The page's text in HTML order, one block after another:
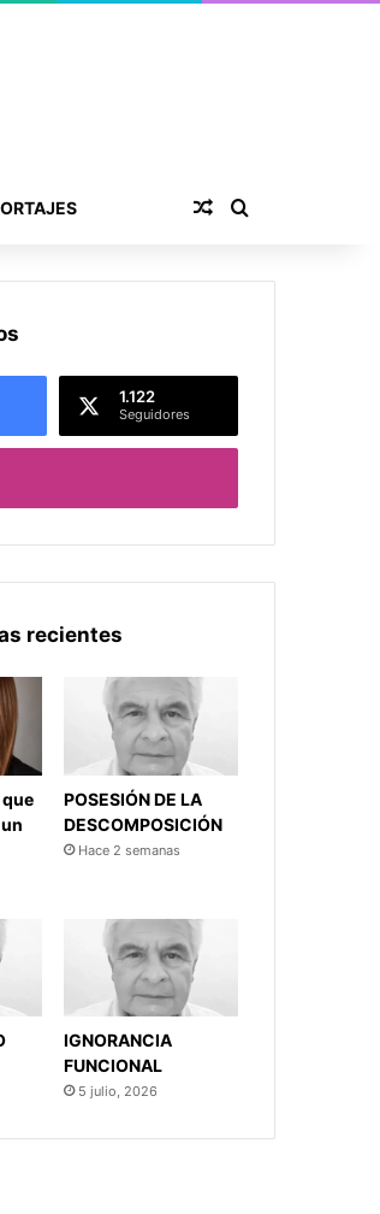
Publicación al
1.122
Seguidores
recientes
POSESIÓN DE LA
DESCOMPOSICIÓN
Hace 2 semanas
IGNORANCIA
FUNCIONAL
5 julio, 2026